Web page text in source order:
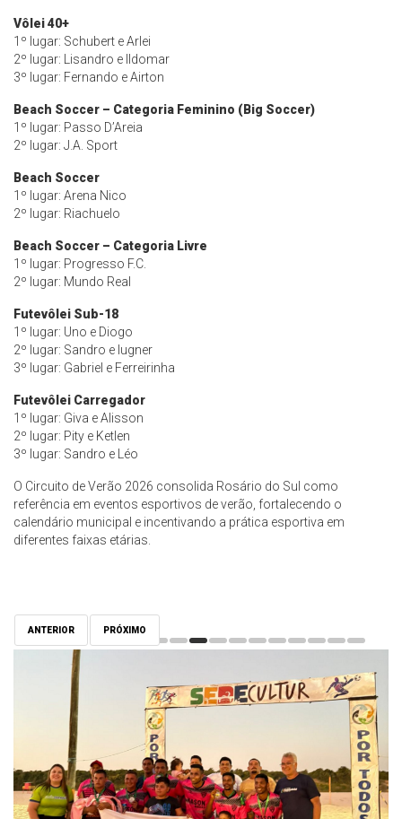
Vôlei 40+
1º lugar: Schubert e Arlei
2º lugar: Lisandro e Ildomar
3º lugar: Fernando e Airton
Beach Soccer – Categoria Feminino (Big Soccer)
1º lugar: Passo D’Areia
2º lugar: J.A. Sport
Beach Soccer
1º lugar: Arena Nico
2º lugar: Riachuelo
Beach Soccer – Categoria Livre
1º lugar: Progresso F.C.
2º lugar: Mundo Real
Futevôlei Sub-18
1º lugar: Uno e Diogo
2º lugar: Sandro e Iugner
3º lugar: Gabriel e Ferreirinha
Futevôlei Carregador
1º lugar: Giva e Alisson
2º lugar: Pity e Ketlen
3º lugar: Sandro e Léo
O Circuito de Verão 2026 consolida Rosário do Sul como
referência em eventos esportivos de verão, fortalecendo o
calendário municipal e incentivando a prática esportiva em
diferentes faixas etárias.
ANTERIOR PRÓXIMO